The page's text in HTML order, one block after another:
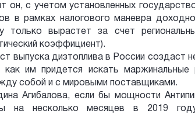
он, с учетом установленных
в рамках налогового маневра
вырастет за счет
коэффициент).
выпуска дизтоплива в России создаст
как им придется искать маржинальные
собой и с мировыми поставщиками.
Агибалова, если бы мощности
на несколько месяцев в 2019